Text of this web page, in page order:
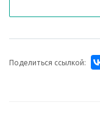
Поделиться ссылкой: